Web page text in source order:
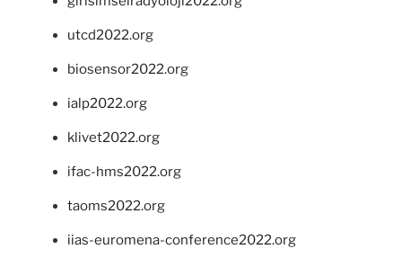
utcd2022.org
biosensor2022.org
ialp2022.org
klivet2022.org
ifac-hms2022.org
taoms2022.org
iias-euromena-conference2022.org